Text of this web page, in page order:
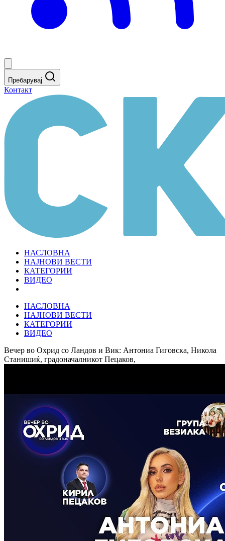
Пребарувај
Контакт
НАСЛОВНА
НАЈНОВИ ВЕСТИ
КАТЕГОРИИ
ВИДЕО
НАСЛОВНА
НАЈНОВИ ВЕСТИ
КАТЕГОРИИ
ВИДЕО
Вечер во Охрид со Ландов и Вик: Антониа Гиговска, Никола
Станишиќ, градоначалникот Пецаков,